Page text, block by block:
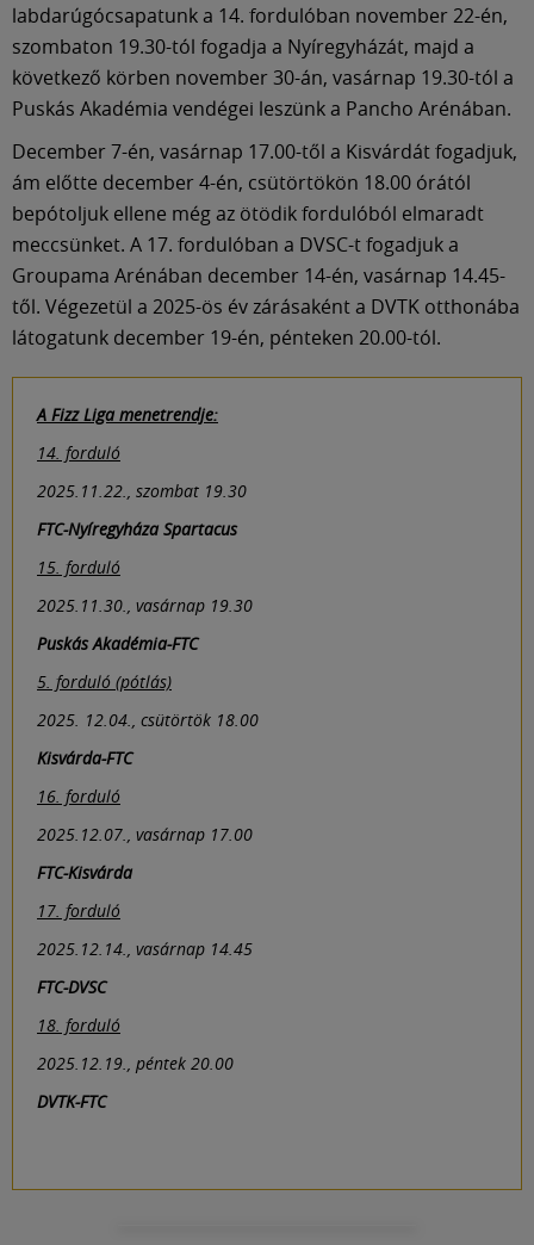
labdarúgócsapatunk a 14. fordulóban november 22-én,
szombaton 19.30-tól fogadja a Nyíregyházát, majd a
következő körben november 30-án, vasárnap 19.30-tól a
Puskás Akadémia vendégei leszünk a Pancho Arénában.
December 7-én, vasárnap 17.00-től a Kisvárdát fogadjuk,
ám előtte december 4-én, csütörtökön 18.00 órától
bepótoljuk ellene még az ötödik fordulóból elmaradt
meccsünket. A 17. fordulóban a DVSC-t fogadjuk a
Groupama Arénában december 14-én, vasárnap 14.45-
től. Végezetül a 2025-ös év zárásaként a DVTK otthonába
látogatunk december 19-én, pénteken 20.00-tól.
A Fizz Liga menetrendje:
14. forduló
2025.11.22., szombat 19.30
FTC-Nyíregyháza Spartacus
15. forduló
2025.11.30., vasárnap 19.30
Puskás Akadémia-FTC
5. forduló (pótlás)
2025. 12.04., csütörtök 18.00
Kisvárda-FTC
16. forduló
2025.12.07., vasárnap 17.00
FTC-Kisvárda
17. forduló
2025.12.14., vasárnap 14.45
FTC-DVSC
18. forduló
2025.12.19., péntek 20.00
DVTK-FTC
Shop
Közösség
Múzeum
English